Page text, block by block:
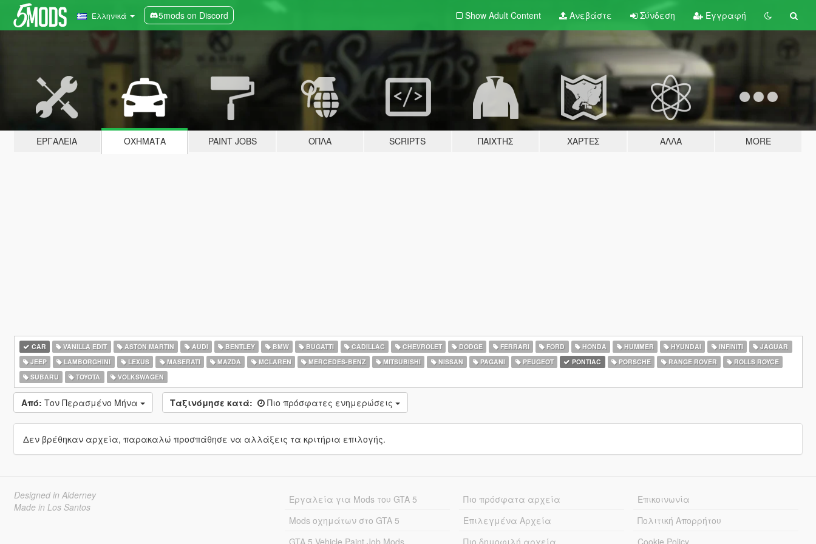
Ελληνικά 5mods on Discord Show Adult Content Ανεβάστε Σύνδεση Εγγραφή
ΕΡΓΑΛΕΊΑ ΟΧΉΜΑΤΑ PAINT JOBS ΌΠΛΑ SCRIPTS ΠΑΊΧΤΗΣ ΧΆΡΤΕΣ ΆΛΛΑ MORE
CAR VANILLA EDIT ASTON MARTIN AUDI BENTLEY BMW BUGATTI CADILLAC CHEVROLET DODGE FERRARI FORD HONDA HUMMER HYUNDAI INFINITI
JAGUAR
JEEP
LAMBORGHINI LEXUS MASERATI MAZDA MCLAREN MERCEDES-BENZ MITSUBISHI NISSAN PAGANI PEUGEOT PONTIAC PORSCHE RANGE ROVER
ROLLS ROYCE
SUBARU
TOYOTA VOLKSWAGEN
Από: Τον Περασμένο Μήνα Ταξινόμησε κατά: Πιο πρόσφατες ενημερώσεις
Δεν βρέθηκαν αρχεία, παρακαλώ προσπάθησε να αλλάξεις τα κριτήρια επιλογής.
Designed in Alderney
Made in Los Santos
Εργαλεία για Mods του GTA 5
Mods οχημάτων στο GTA 5
GTA 5 Vehicle Paint Job Mods
Πιο πρόσφατα αρχεία
Επιλεγμένα Αρχεία
Πιο δημοφιλή αρχεία
Επικοινωνία
Πολιτική Απορρήτου
Cookie Policy